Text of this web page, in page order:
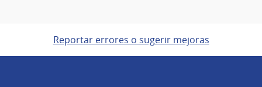
Reportar errores o sugerir mejoras